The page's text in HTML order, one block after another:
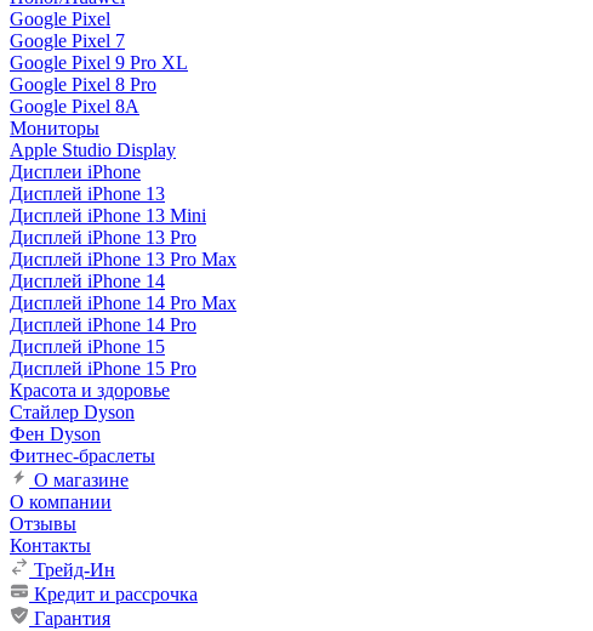
Google Pixel
Google Pixel 7
Google Pixel 9 Pro XL
Google Pixel 8 Pro
Google Pixel 8A
Мониторы
Apple Studio Display
Дисплеи iPhone
Дисплей iPhone 13
Дисплей iPhone 13 Mini
Дисплей iPhone 13 Pro
Дисплей iPhone 13 Pro Max
Дисплей iPhone 14
Дисплей iPhone 14 Pro Max
Дисплей iPhone 14 Pro
Дисплей iPhone 15
Дисплей iPhone 15 Pro
Красота и здоровье
Стайлер Dyson
Фен Dyson
Фитнес-браслеты
О магазине
О компании
Отзывы
Контакты
Трейд-Ин
Кредит и рассрочка
Гарантия